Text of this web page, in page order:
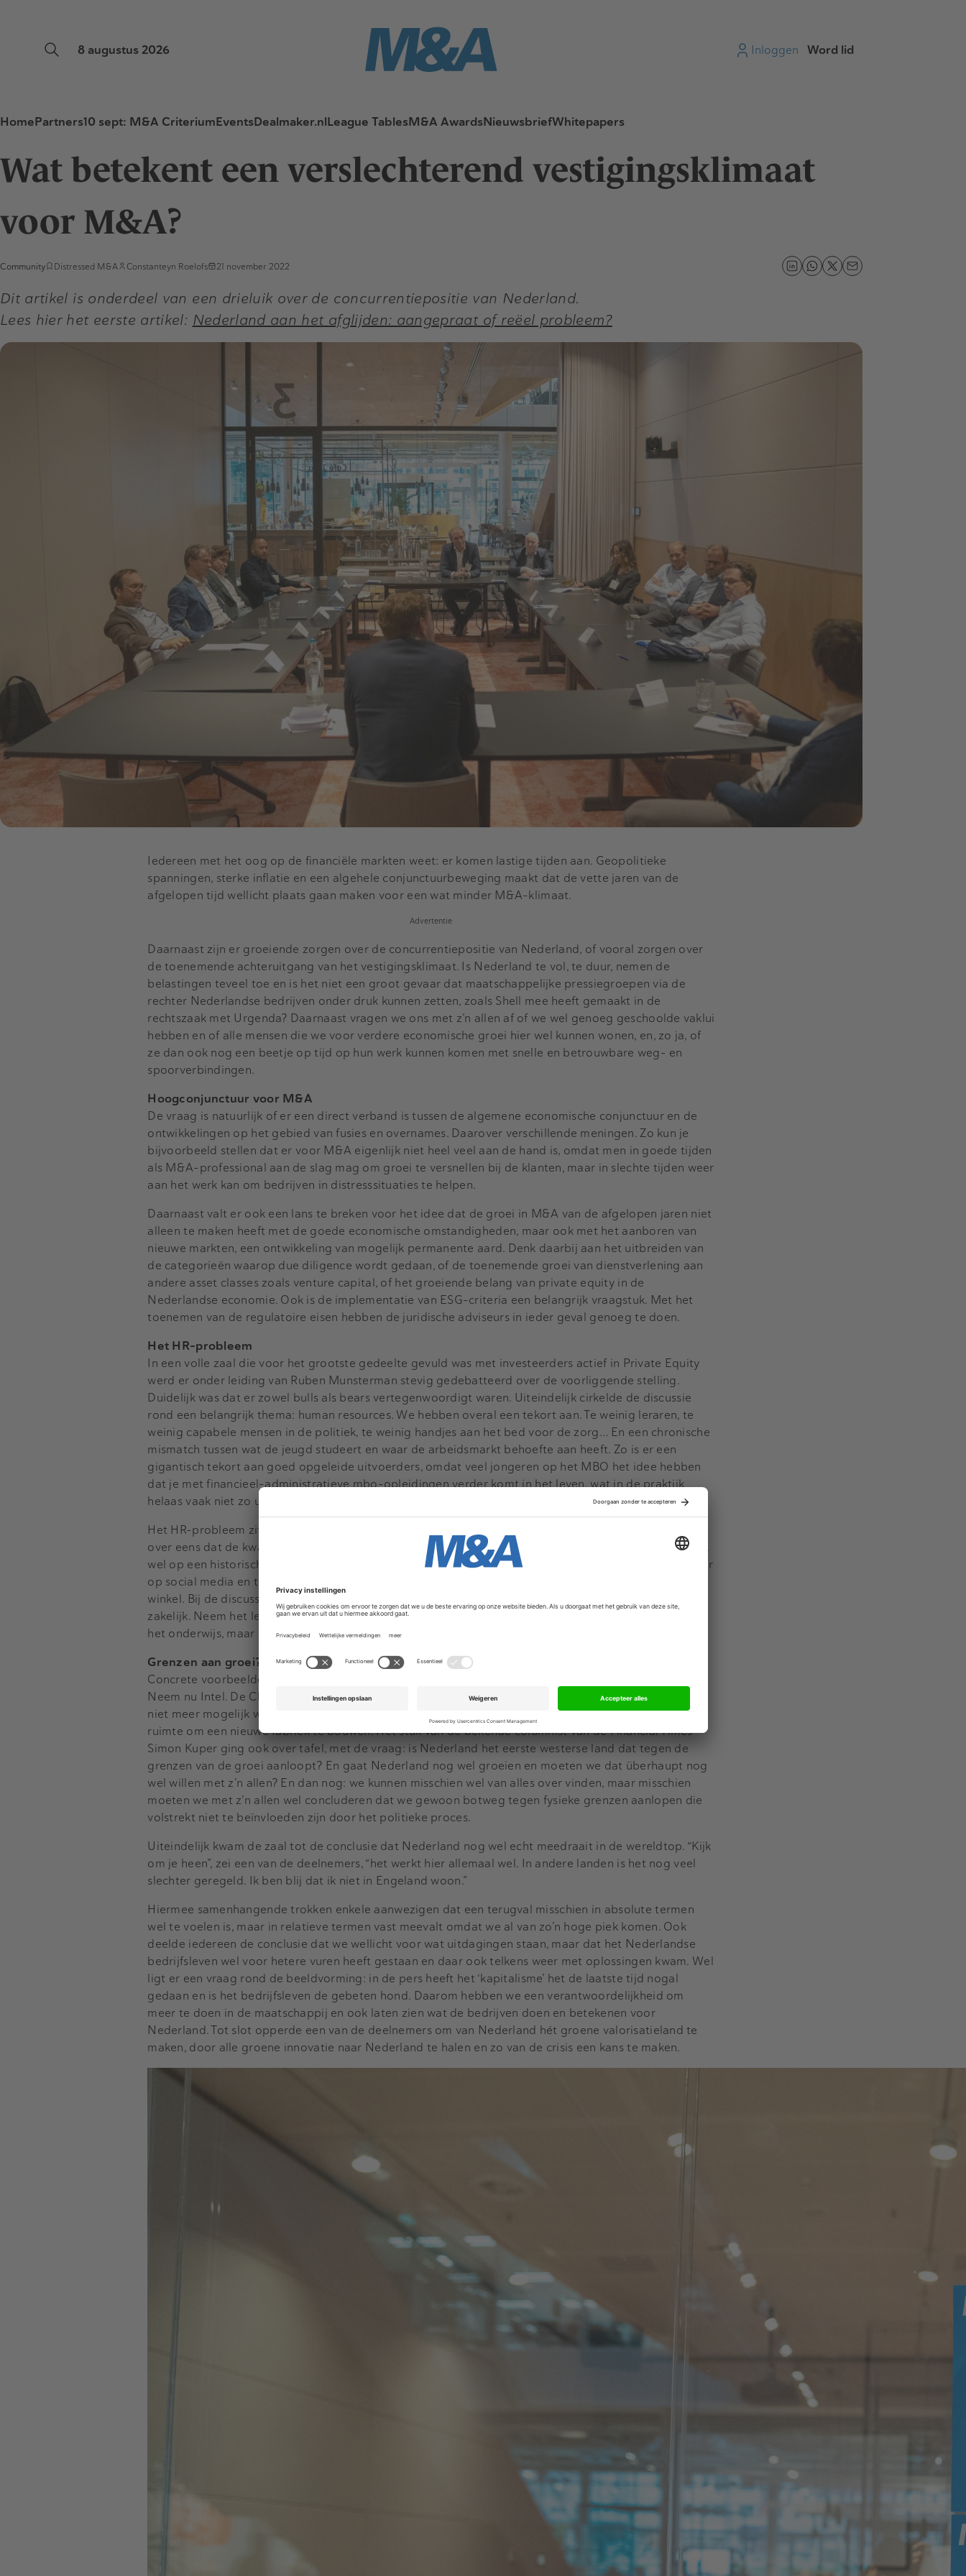
8 augustus 2026 Inloggen Word lid
HomePartners10 sept: M&A CriteriumEventsDealmaker.nlLeague TablesM&A AwardsNieuwsbriefWhitepapers
Wat betekent een verslechterend vestigingsklimaat
voor M&A?
Community Distressed M&A Constanteyn Roelofs 21 november 2022
Dit artikel is onderdeel van een drieluik over de concurrentiepositie van Nederland.
Lees hier het eerste artikel: Nederland aan het afglijden: aangepraat of reëel probleem?
Iedereen met het oog op de financiële markten weet: er komen lastige tijden aan. Geopolitieke
spanningen, sterke inflatie en een algehele conjunctuurbeweging maakt dat de vette jaren van de
afgelopen tijd wellicht plaats gaan maken voor een wat minder M&A-klimaat.
Advertentie
Daarnaast zijn er groeiende zorgen over de concurrentiepositie van Nederland, of vooral zorgen over
de toenemende achteruitgang van het vestigingsklimaat. Is Nederland te vol, te duur, nemen de
belastingen teveel toe en is het niet een groot gevaar dat maatschappelijke pressiegroepen via de
rechter Nederlandse bedrijven onder druk kunnen zetten, zoals Shell mee heeft gemaakt in de
rechtszaak met Urgenda? Daarnaast vragen we ons met z’n allen af of we wel genoeg geschoolde vaklui
hebben en of alle mensen die we voor verdere economische groei hier wel kunnen wonen, en, zo ja, of
ze dan ook nog een beetje op tijd op hun werk kunnen komen met snelle en betrouwbare weg- en
spoorverbindingen.
Hoogconjunctuur voor M&A
De vraag is natuurlijk of er een direct verband is tussen de algemene economische conjunctuur en de
ontwikkelingen op het gebied van fusies en overnames. Daarover verschillende meningen. Zo kun je
bijvoorbeeld stellen dat er voor M&A eigenlijk niet heel veel aan de hand is, omdat men in goede tijden
als M&A-professional aan de slag mag om groei te versnellen bij de klanten, maar in slechte tijden weer
aan het werk kan om bedrijven in distresssituaties te helpen.
Daarnaast valt er ook een lans te breken voor het idee dat de groei in M&A van de afgelopen jaren niet
alleen te maken heeft met de goede economische omstandigheden, maar ook met het aanboren van
nieuwe markten, een ontwikkeling van mogelijk permanente aard. Denk daarbij aan het uitbreiden van
de categorieën waarop due diligence wordt gedaan, of de toenemende groei van dienstverlening aan
andere asset classes zoals venture capital, of het groeiende belang van private equity in de
Nederlandse economie. Ook is de implementatie van ESG-criteria een belangrijk vraagstuk. Met het
toenemen van de regulatoire eisen hebben de juridische adviseurs in ieder geval genoeg te doen.
Het HR-probleem
In een volle zaal die voor het grootste gedeelte gevuld was met investeerders actief in Private Equity
werd er onder leiding van Ruben Munsterman stevig gedebatteerd over de voorliggende stelling.
Duidelijk was dat er zowel bulls als bears vertegenwoordigt waren. Uiteindelijk cirkelde de discussie
rond een belangrijk thema: human resources. We hebben overal een tekort aan. Te weinig leraren, te
weinig capabele mensen in de politiek, te weinig handjes aan het bed voor de zorg… En een chronische
mismatch tussen wat de jeugd studeert en waar de arbeidsmarkt behoefte aan heeft. Zo is er een
gigantisch tekort aan goed opgeleide uitvoerders, omdat veel jongeren op het MBO het idee hebben
dat je met financieel-administratieve mbo-opleidingen verder komt in het leven, wat in de praktijk
helaas vaak niet zo uitpakt. Loodgieters verdienen in ieder geval een heel stuk meer.
Het HR-probleem zit trouwens niet alleen aan de onderkant van de maatschappij. De zaal was het er
over eens dat de kwaliteit van de politici de laatste tijd nogal te wensen overlaat en zich misschien ook
wel op een historisch dieptepunt bevindt. Men vroeg zich hardop af wie in tijden van een afrekencultuur
op social media en tegen het niet al te briljante salaris nou nog een beetje zorg wil dragen voor de
winkel. Bij de discussie over het personeelstekort schakelde de zaal een beetje tussen persoonlijk en
zakelijk. Neem het lerarentekort. Een aantal ouders in de zaal ondervindt aan den lijven het tekort in
het onderwijs, maar zit bijvoorbeeld ook zakelijk in de kinderopvang of de educatieve technologie.
Grenzen aan groei?
Concrete voorbeelden van het verlies aan kwaliteit van het vestigingsklimaat vlogen ook heen en weer.
Neem nu Intel. De Chipfabrikant is naar het oosten van Duitsland vertrokken omdat het gewoon fysiek
niet meer mogelijk was om te groeien in Nederland. Geen parkeerplaatsen, geen woningen, geen
ruimte om een nieuwe fabriek te bouwen. Het stuk van de bekende columnist van de Financial Times
Simon Kuper ging ook over tafel, met de vraag: is Nederland het eerste westerse land dat tegen de
grenzen van de groei aanloopt? En gaat Nederland nog wel groeien en moeten we dat überhaupt nog
wel willen met z’n allen? En dan nog: we kunnen misschien wel van alles over vinden, maar misschien
moeten we met z’n allen wel concluderen dat we gewoon botweg tegen fysieke grenzen aanlopen die
volstrekt niet te beïnvloeden zijn door het politieke proces.
Uiteindelijk kwam de zaal tot de conclusie dat Nederland nog wel echt meedraait in de wereldtop. “Kijk
om je heen”, zei een van de deelnemers, “het werkt hier allemaal wel. In andere landen is het nog veel
slechter geregeld. Ik ben blij dat ik niet in Engeland woon.”
Hiermee samenhangende trokken enkele aanwezigen dat een terugval misschien in absolute termen
wel te voelen is, maar in relatieve termen vast meevalt omdat we al van zo’n hoge piek komen. Ook
deelde iedereen de conclusie dat we wellicht voor wat uitdagingen staan, maar dat het Nederlandse
bedrijfsleven wel voor hetere vuren heeft gestaan en daar ook telkens weer met oplossingen kwam. Wel
ligt er een vraag rond de beeldvorming: in de pers heeft het ‘kapitalisme’ het de laatste tijd nogal
gedaan en is het bedrijfsleven de gebeten hond. Daarom hebben we een verantwoordelijkheid om
meer te doen in de maatschappij en ook laten zien wat de bedrijven doen en betekenen voor
Nederland. Tot slot opperde een van de deelnemers om van Nederland hét groene valorisatieland te
maken, door alle groene innovatie naar Nederland te halen en zo van de crisis een kans te maken.